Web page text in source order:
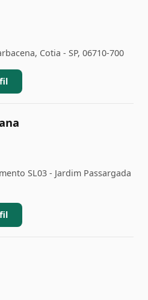
Cotia - SP, 06710-700
SL03 - Jardim Passargada